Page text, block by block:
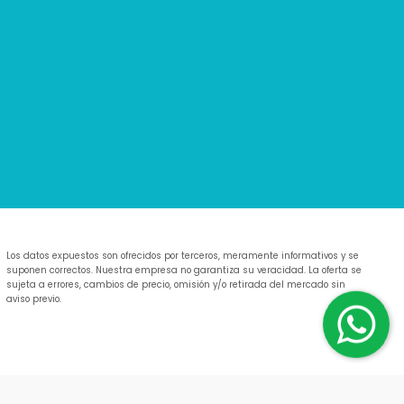
Los datos expuestos son ofrecidos por terceros, meramente informativos y se
suponen correctos. Nuestra empresa no garantiza su veracidad. La oferta se
sujeta a errores, cambios de precio, omisión y/o retirada del mercado sin
aviso previo.